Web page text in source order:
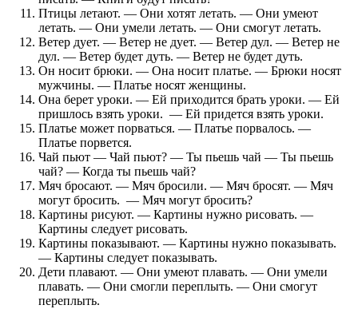
Птицы летают. — Они хотят летать. — Они умеют
летать. — Они умели летать. — Они смогут летать.
Ветер дует. — Ветер не дует. — Ветер дул. — Ветер не
дул. — Ветер будет дуть. — Ветер не будет дуть.
Он носит брюки. — Она носит платье. — Брюки носят
мужчины. — Платье носят женщины.
Она берет уроки. — Ей приходится брать уроки. — Ей
пришлось взять уроки. — Ей придется взять уроки.
Платье может порваться. — Платье порвалось. —
Платье порвется.
Чай пьют — Чай пьют? — Ты пьешь чай — Ты пьешь
чай? — Когда ты пьешь чай?
Мяч бросают. — Мяч бросили. — Мяч бросят. — Мяч
могут бросить. — Мяч могут бросить?
Картины рисуют. — Картины нужно рисовать. —
Картины следует рисовать.
Картины показывают. — Картины нужно показывать.
— Картины следует показывать.
Дети плавают. — Они умеют плавать. — Они умели
плавать. — Они смогли переплыть. — Они смогут
переплыть.